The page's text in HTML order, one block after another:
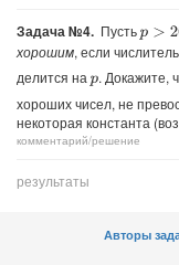
Задача №4. Пустьp >200
хорошим, если
делится на p. Докажите,
хороших чисел, не
некоторая константа
комментарий/решение
результаты
Авторы